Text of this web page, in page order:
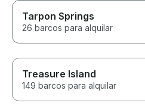
Tarpon Springs
26 barcos para alquilar
Treasure Island
149 barcos para alquilar